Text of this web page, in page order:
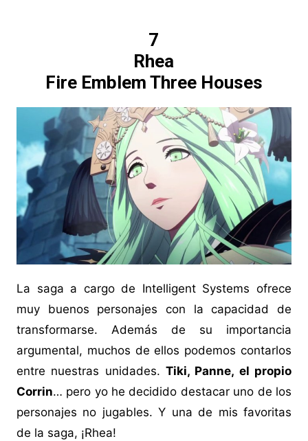
7
Rhea
Fire Emblem Three Houses
La saga a cargo de Intelligent Systems ofrece
muy buenos personajes con la capacidad de
transformarse. Además de su importancia
argumental, muchos de ellos podemos contarlos
entre nuestras unidades. Tiki, Panne, el propio
Corrin… pero yo he decidido destacar uno de los
personajes no jugables. Y una de mis favoritas
de la saga, ¡Rhea!